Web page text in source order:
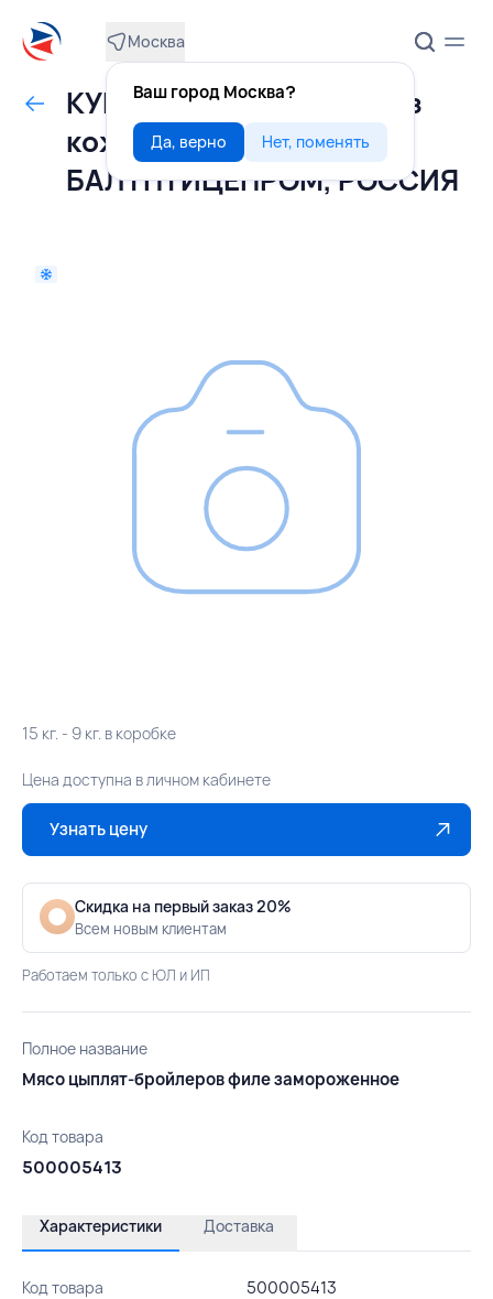
Москва
Ваш город Москва?
Да, верно Нет, поменять
КУРИЦА грудка филе без
кожи 15 кг монолит,
БАЛТПТИЦЕПРОМ, РОССИЯ
15 кг. - 9 кг. в коробке
Цена доступна в личном кабинете
Узнать цену
Скидка на первый заказ 20%
Всем новым клиентам
Работаем только с ЮЛ и ИП
Полное название
Мясо цыплят-бройлеров филе замороженное
Код товара
500005413
Характеристики Доставка
Код товара 500005413